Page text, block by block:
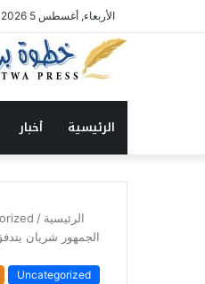
الأربعاء, أغسطس 5 2026
الرئيسية أخبار
الرئيسية /
الجمهور شريان
Uncategorized